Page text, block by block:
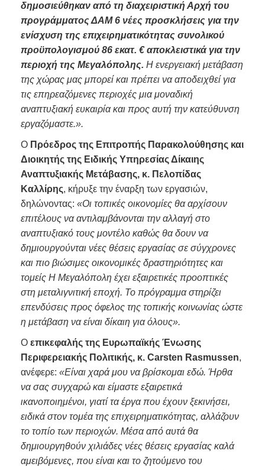
δημοσιεύθηκαν από τη διαχειριστική Αρχή του
προγράμματος ΔΑΜ 6 νέες προσκλήσεις για την
ενίσχυση της επιχειρηματικότητας συνολικού
προϋπολογισμού 86 εκατ. € αποκλειστικά για την
περιοχή της Μεγαλόπολης. Η ενεργειακή μετάβαση
της χώρας μας μπορεί και πρέπει να αποδειχθεί για
τις επηρεαζόμενες περιοχές μια μοναδική
αναπτυξιακή ευκαιρία και προς αυτή την κατεύθυνση
εργαζόμαστε.».
Ο Πρόεδρος της Επιτροπής Παρακολούθησης και
Διοικητής της Ειδικής Υπηρεσίας Δίκαιης
Αναπτυξιακής Μετάβασης, κ. Πελοπίδας
Καλλίρης, κήρυξε την έναρξη των εργασιών,
δηλώνοντας: «Οι τοπικές οικονομίες θα αρχίσουν
επιτέλους να αντιλαμβάνονται την αλλαγή στο
αναπτυξιακό τους μοντέλο καθώς θα δουν να
δημιουργούνται νέες θέσεις εργασίας σε σύγχρονες
και πιο βιώσιμες οικονομικές δραστηριότητες και
τομείς Η Μεγαλόπολη έχει εξαιρετικές προοπτικές
στη μεταλιγνιτική εποχή. Το πρόγραμμα στηρίζει
επενδύσεις προς όφελος της τοπικής κοινωνίας ώστε
η μετάβαση να είναι δίκαιη για όλους».
Ο επικεφαλής της Ευρωπαϊκής Ένωσης
Περιφερειακής Πολιτικής, κ. Carsten Rasmussen,
ανέφερε: «Είναι χαρά μου να βρίσκομαι εδώ. Ήρθα
να σας συγχαρώ και είμαστε εξαιρετικά
ικανοποιημένοι, γιατί τα έργα που έχουν ξεκινήσει,
ειδικά στον τομέα της επιχειρηματικότητας, αλλάζουν
το τοπίο των περιοχών. Μέσα από αυτά θα
δημιουργηθούν χιλιάδες νέες θέσεις εργασίας καλά
αμειβόμενες, που είναι και το ζητούμενο του